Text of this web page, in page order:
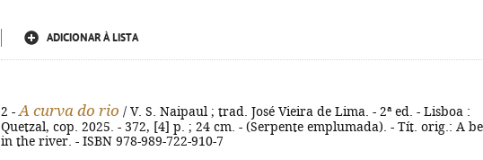
ADICIONAR À LISTA
2 - A curva do rio / V. S. Naipaul ; trad. José Vieira de Lima. - 2ª ed. - Lisboa :
Quetzal, cop. 2025. - 372, [4] p. ; 24 cm. - (Serpente emplumada). - Tít. orig.: A
in the river. - ISBN 978-989-722-910-7